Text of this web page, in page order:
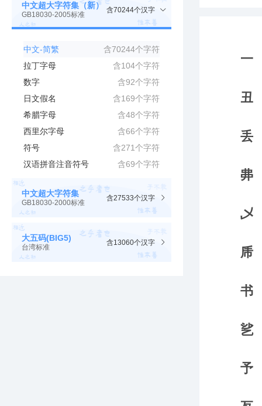
中文超大字符集（新）
GB18030-2005标准
含70244个汉字
中文-简繁
含70244个字符
拉丁字母
含104个字符
数字
含92个字符
日文假名
含169个字符
希腊字母
含48个字符
西里尔字母
含66个字符
符号
含271个字符
汉语拼音注音符号
含69个字符
中文超大字符集
GB18030-2000标准
含27533个汉字
大五码(BIG5)
台湾标准
含13060个汉字